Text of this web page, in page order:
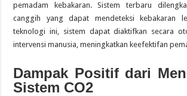
pemadam kebakaran. Sistem terbaru
canggih yang dapat mendeteksi kebakaran
teknologi ini, sistem dapat diaktifkan secara
intervensi manusia, meningkatkan keefektifan
Dampak Positif dari
Sistem CO2